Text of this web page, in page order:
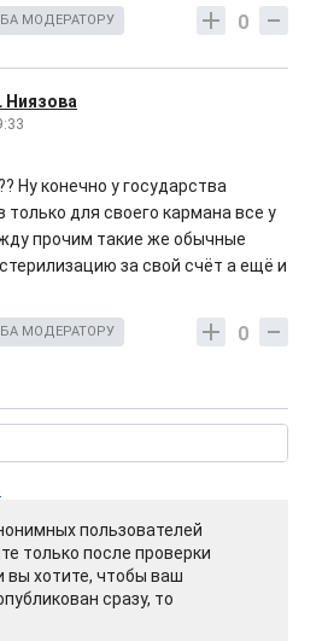
0
МОДЕРАТОРУ
Ниязова
Ну конечно у государства
только для своего кармана все у
прочим такие же обычные
за свой счёт а ещё и
0
МОДЕРАТОРУ
пользователей
только после проверки
вы хотите, чтобы ваш
сразу, то